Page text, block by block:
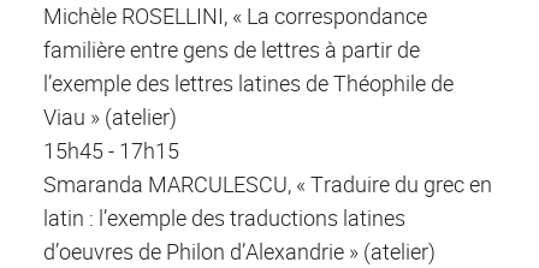
Michèle ROSELLINI, « La correspondance
familière entre gens de lettres à partir de
l’exemple des lettres latines de Théophile de
Viau » (atelier)
15h45 - 17h15
Smaranda MARCULESCU, « Traduire du grec en
latin : l’exemple des traductions latines
d’oeuvres de Philon d’Alexandrie » (atelier)